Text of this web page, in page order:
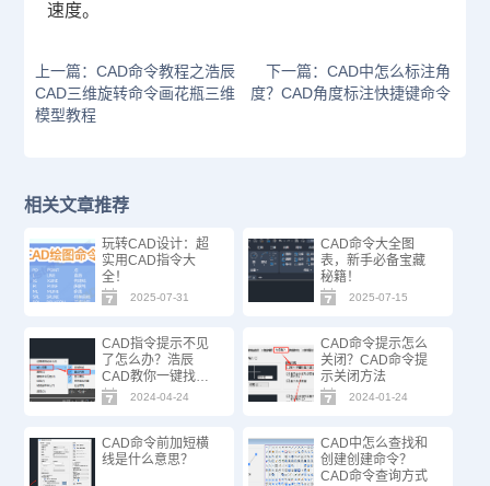
速度。
上一篇：CAD命令教程之浩辰
CAD三维旋转命令画花瓶三维
模型教程
下一篇：CAD中怎么标注角
度？CAD角度标注快捷键命令
相关文章推荐
玩转CAD设计：超
实用CAD指令大
全！
2025-07-31
CAD命令大全图
表，新手必备宝藏
秘籍！
2025-07-15
CAD指令提示不见
了怎么办？浩辰
CAD教你一键找
回！
2024-04-24
CAD命令提示怎么
关闭？CAD命令提
示关闭方法
2024-01-24
CAD命令前加短横
线是什么意思？
CAD中怎么查找和
创建创建命令？
CAD命令查询方式